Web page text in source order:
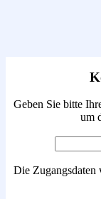
Geben Sie bitte
um
Die Zugangsdaten